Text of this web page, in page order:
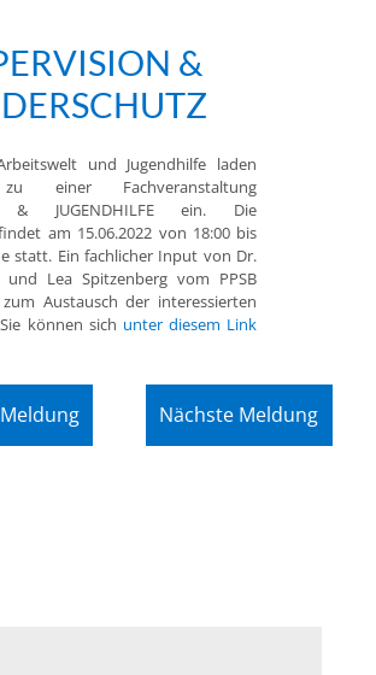
&
und Jugendhilfe laden
einer Fachveranstaltung
& JUGENDHILFE ein. Die
am 15.06.2022 von 18:00 bis
statt. Ein fachlicher Input von Dr.
und Lea Spitzenberg vom PPSB
Austausch der interessierten
können sich unter diesem Link
Nächste Meldung